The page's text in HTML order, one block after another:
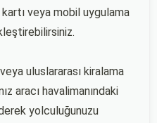
veya mobil uygulama
uluslararası kiralama
aracı havalimanındaki
yolculuğunuzu